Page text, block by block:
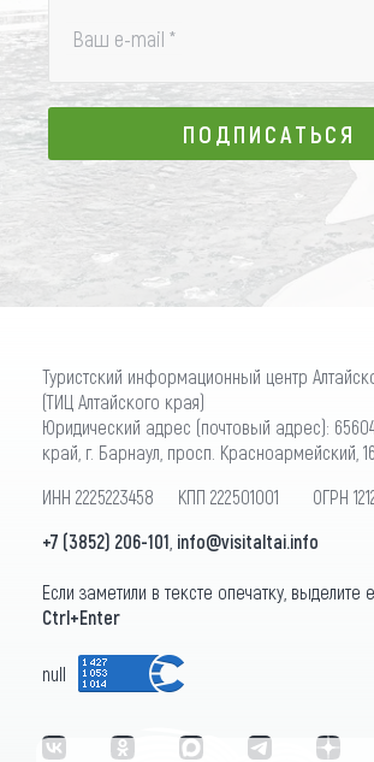
Ваш e-mail *
ПОДПИСАТЬСЯ
ПОДПИСАТЬСЯ
Туристский информационный центр
(ТИЦ Алтайского края)
Юридический адрес (почтовый адрес):
край, г. Барнаул, просп. Красноармейский,
ИНН 2225223458 КПП 222501001 ОГРН
+7 (3852) 206-101 info@visitaltai.info
Если заметили в тексте опечатку, выделите
Ctrl+Enter
null